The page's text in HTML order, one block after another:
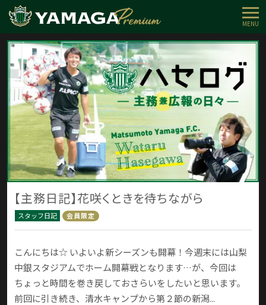
MENU
【主務日記】花咲くときを待ちながら
スタッフ日記 会員限定
こんにちは☆ いよいよ新シーズンも開幕！今週末には山梨
中銀スタジアムでホーム開幕戦となります…が、今回は
ちょっと時間を巻き戻しておさらいをしたいと思います。
前回に引き続き、清水キャンプから第２節の新潟...